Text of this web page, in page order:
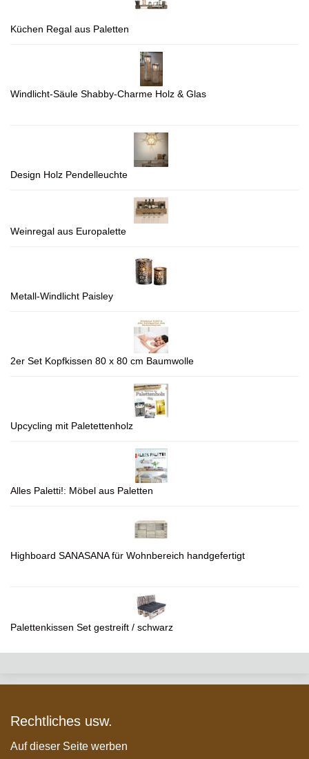
Küchen Regal aus Paletten
Windlicht-Säule Shabby-Charme Holz & Glas
Design Holz Pendelleuchte
Weinregal aus Europalette
Metall-Windlicht Paisley
2er Set Kopfkissen 80 x 80 cm Baumwolle
Upcycling mit Paletettenholz
Alles Paletti!: Möbel aus Paletten
Highboard SANASANA für Wohnbereich handgefertigt
Palettenkissen Set gestreift / schwarz
Rechtliches usw.
Auf dieser Seite werben